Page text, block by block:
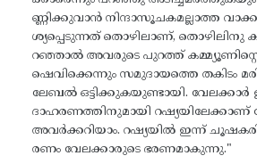
ണ്ണിക്കുവാൻ നിന്ദാസൂചകമല്ലാത്ത
ശ്യപ്പെടുന്നത് തൊഴിലാണ്, തൊഴിലിനു
റഞ്ഞാൽ അവരുടെ പുറത്ത്
ഷെവിക്കെന്നും സമുദായത്തെ തകിടം
ലേബൽ ഒട്ടിക്കുകയുണ്ടായി. വേലക്കാർ
ദാഹരണത്തിനുമായി റഷ്യയിലേക്കാണ്
അവർക്കറിയാം. റഷ്യയിൽ ഇന്ന്
രണം വേലക്കാരുടെ ഭരണമാകുന്നു."